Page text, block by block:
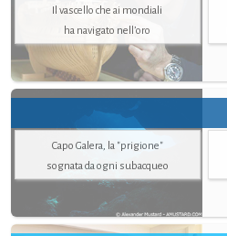
Il vascello che ai mondiali
ha navigato nell’oro
Capo Galera, la "prigione"
sognata da ogni subacqueo